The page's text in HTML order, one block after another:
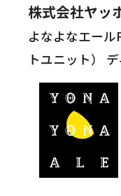
株式会社ヤッ
よなよなエー
トユニット）